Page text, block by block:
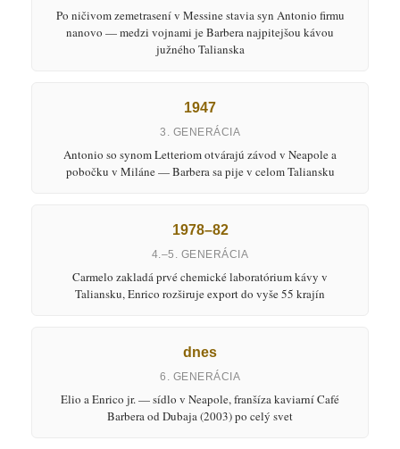
Po ničivom zemetrasení v Messine stavia syn Antonio firmu
nanovo — medzi vojnami je Barbera najpitejšou kávou
južného Talianska
1947
3. GENERÁCIA
Antonio so synom Letteriom otvárajú závod v Neapole a
pobočku v Miláne — Barbera sa pije v celom Taliansku
1978–82
4.–5. GENERÁCIA
Carmelo zakladá prvé chemické laboratórium kávy v
Taliansku, Enrico rozširuje export do vyše 55 krajín
dnes
6. GENERÁCIA
Elio a Enrico jr. — sídlo v Neapole, franšíza kaviarní Café
Barbera od Dubaja (2003) po celý svet